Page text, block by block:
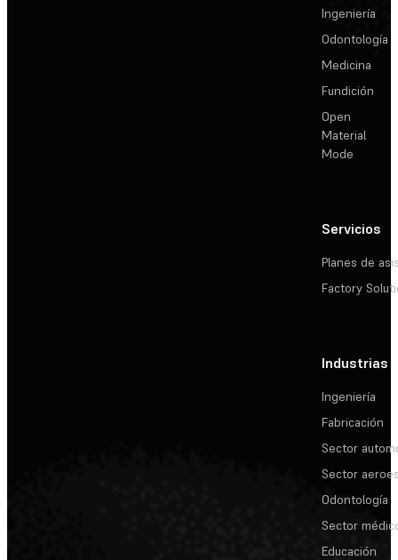
Ingeniería
Odontología
Medicina
Fundición
Open
Material
Mode
Servicios
Planes de
Factory
Industrias
Ingeniería
Fabricación
Sector
Sector
Odontología
Sector
Educación